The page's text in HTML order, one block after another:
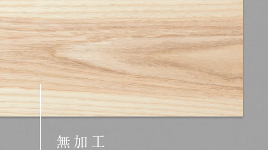
無加工